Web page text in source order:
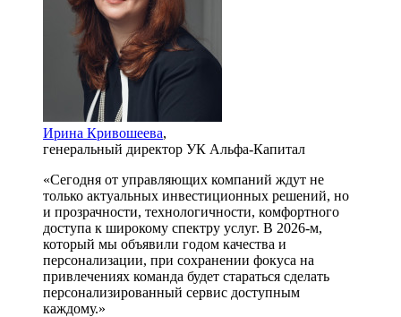
Ирина Кривошеева,
генеральный директор УК Альфа-Капитал
«Сегодня от управляющих компаний ждут не
только актуальных инвестиционных решений, но
и прозрачности, технологичности, комфортного
доступа к широкому спектру услуг. В 2026-м,
который мы объявили годом качества и
персонализации, при сохранении фокуса на
привлечениях команда будет стараться сделать
персонализированный сервис доступным
каждому.»